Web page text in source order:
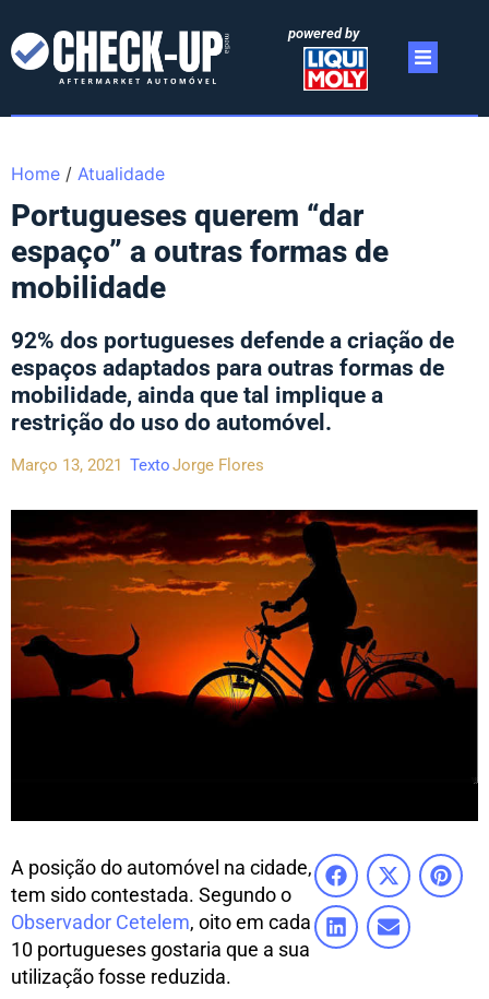
powered by
Home / Atualidade
Portugueses querem “dar
espaço” a outras formas de
mobilidade
92% dos portugueses defende a criação de
espaços adaptados para outras formas de
mobilidade, ainda que tal implique a
restrição do uso do automóvel.
Março 13, 2021 TextoJorge Flores
A posição do automóvel na cidade,
tem sido contestada. Segundo o
Observador Cetelem, oito em cada
10 portugueses gostaria que a sua
utilização fosse reduzida.